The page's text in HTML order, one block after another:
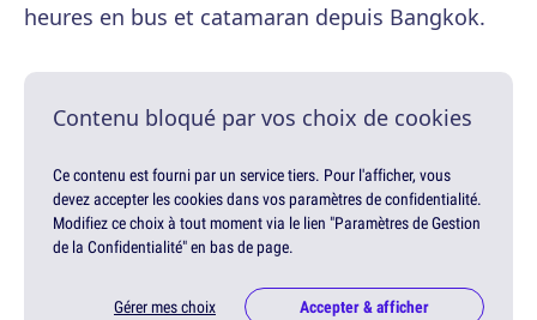
heures en bus et catamaran depuis Bangkok.
Contenu bloqué par vos choix de cookies
Ce contenu est fourni par un service tiers. Pour l'afficher, vous
devez accepter les cookies dans vos paramètres de confidentialité.
Modifiez ce choix à tout moment via le lien "Paramètres de Gestion
de la Confidentialité" en bas de page.
Gérer mes choix Accepter & afficher